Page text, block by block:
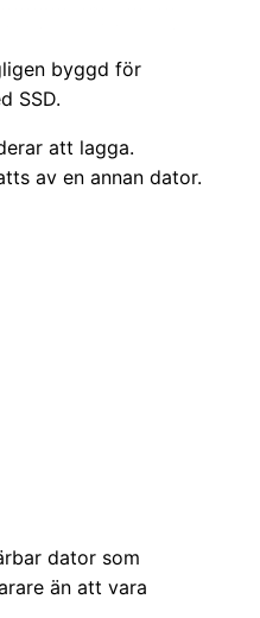
byggd för
SSD.
att lagga.
av en annan dator.
dator som
än att vara